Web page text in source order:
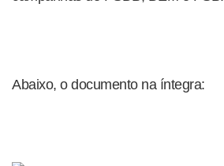
Abaixo, o documento na íntegra: